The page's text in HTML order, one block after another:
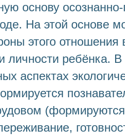
основу
На этой основе
этого отношения
личности ребёнка.
аспектах
(формируются